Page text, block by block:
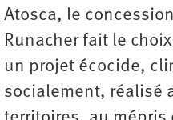
Atosca, le
Runacher fait le
un projet écocide,
socialement, réalisé